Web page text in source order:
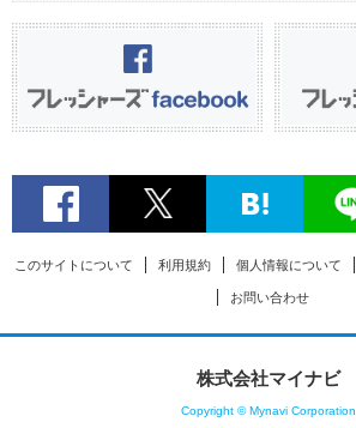
このサイトについて 利用規約 個人情報について
お問い合わせ
株式会社マイナビ
Copyright © Mynavi Corporation